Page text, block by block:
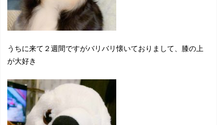
うちに来て２週間ですがバリバリ懐いておりまして、膝の上
が大好き